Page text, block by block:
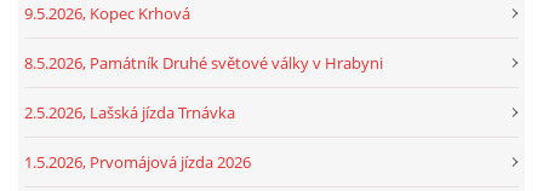
9.5.2026, Kopec Krhová
8.5.2026, Památník Druhé světové války v Hrabyni
2.5.2026, Lašská jízda Trnávka
1.5.2026, Prvomájová jízda 2026